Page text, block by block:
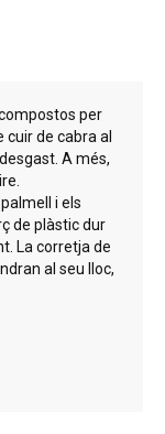
per
cuir de cabra al
A més,
i els
de plàstic dur
La corretja de
al seu lloc,